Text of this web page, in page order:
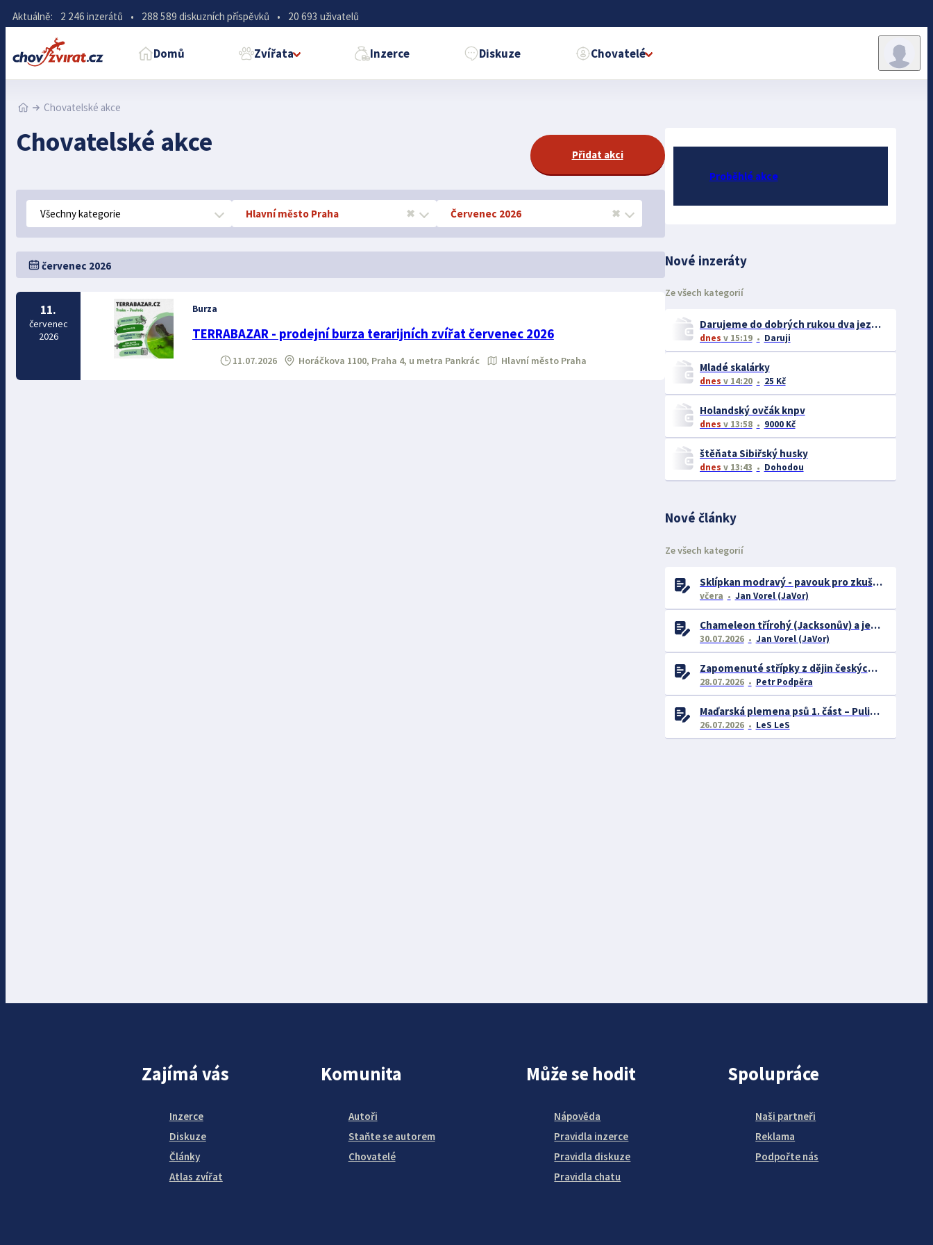
Aktuálně: 2 246 inzerátů • 288 589 diskuzních příspěvků • 20 693 uživatelů
Domů Zvířata Inzerce Diskuze Chovatelé
Chovatelské akce
Chovatelské akce Přidat akci
Všechny kategorie Hlavní město Praha ✖ Červenec 2026 ✖
červenec 2026
11.
červenec
2026
Burza
TERRABAZAR - prodejní burza terarijních zvířat červenec 2026
11.07.2026 Horáčkova 1100, Praha 4, u metra Pankrác Hlavní město Praha
Proběhlé akce
Nové inzeráty
Ze všech kategorií
Darujeme do dobrých rukou dva jezevčíky – ideálně společně
dnes v 15:19 Daruji
Mladé skalárky
dnes v 14:20 25 Kč
Holandský ovčák knpv
dnes v 13:58 9000 Kč
štěňata Sibiřský husky
dnes v 13:43 Dohodou
Nové články
Ze všech kategorií
Sklípkan modravý - pavouk pro zkušené chovatele
včera Jan Vorel (JaVor)
Chameleon třírohý (Jacksonův) a jeho chov
30.07.2026 Jan Vorel (JaVor)
Zapomenuté střípky z dějin českých exotářů - 3.část
28.07.2026 Petr Podpěra
Maďarská plemena psů 1. část – Puli, Komondor
26.07.2026 LeS LeS
Zajímá vás
Inzerce
Diskuze
Články
Atlas zvířat
Komunita
Autoři
Staňte se autorem
Chovatelé
Může se hodit
Nápověda
Pravidla inzerce
Pravidla diskuze
Pravidla chatu
Spolupráce
Naši partneři
Reklama
Podpořte nás